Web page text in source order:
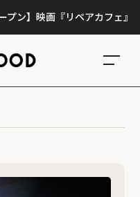
】映画『リペアカフェ』、上